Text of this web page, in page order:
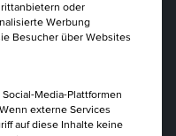
Höchstleistungen zu
Kundenwert zu
Agilität, die
oder
Werbung
Besucher über Websites
Media-Plattformen
externe Services
auf diese Inhalte keine